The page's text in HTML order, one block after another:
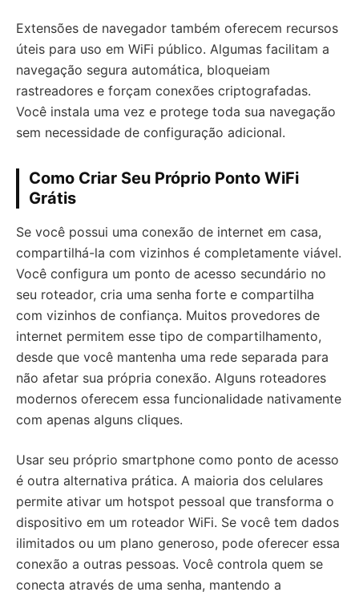
Extensões de navegador também oferecem recursos
úteis para uso em WiFi público. Algumas facilitam a
navegação segura automática, bloqueiam
rastreadores e forçam conexões criptografadas.
Você instala uma vez e protege toda sua navegação
sem necessidade de configuração adicional.
Como Criar Seu Próprio Ponto WiFi
Grátis
Se você possui uma conexão de internet em casa,
compartilhá-la com vizinhos é completamente viável.
Você configura um ponto de acesso secundário no
seu roteador, cria uma senha forte e compartilha
com vizinhos de confiança. Muitos provedores de
internet permitem esse tipo de compartilhamento,
desde que você mantenha uma rede separada para
não afetar sua própria conexão. Alguns roteadores
modernos oferecem essa funcionalidade nativamente
com apenas alguns cliques.
Usar seu próprio smartphone como ponto de acesso
é outra alternativa prática. A maioria dos celulares
permite ativar um hotspot pessoal que transforma o
dispositivo em um roteador WiFi. Se você tem dados
ilimitados ou um plano generoso, pode oferecer essa
conexão a outras pessoas. Você controla quem se
conecta através de uma senha, mantendo a